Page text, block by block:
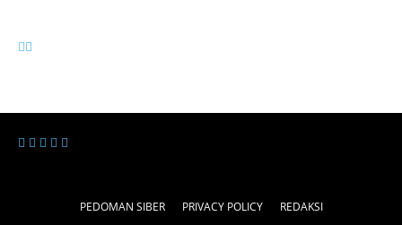
PEDOMAN SIBER PRIVACY POLICY REDAKSI